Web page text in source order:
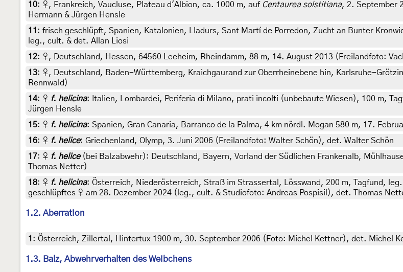
10: ♀, Frankreich, Vaucluse, Plateau d'Albion, ca. 1000 m, auf Centaurea solstitiana, 2. September
Hermann & Jürgen Hensle
11 : frisch geschlüpft, Spanien, Katalonien, Lladurs, Sant Martí de Porredon, Zucht an Bunter
leg., cult. & det. Allan Liosi
12: ♀, Deutschland, Hessen, 64560 Leeheim, Rheindamm, 88 m, 14. August 2013 (Freilandfoto:
13: ♀, Deutschland, Baden-Württemberg, Kraichgaurand zur Oberrheinebene hin, Karlsruhe-
Rennwald)
14: ♀ f. helicina: Italien, Lombardei, Periferia di Milano, prati incolti (unbebaute Wiesen), 100 m,
Jürgen Hensle
15: ♀ f. helicina: Spanien, Gran Canaria, Barranco de la Palma, 4 km nördl. Mogan 580 m, 17.
16: ♀ f. helice: Griechenland, Olymp, 3. Juni 2006 (Freilandfoto: Walter Schön), det. Walter Schön
17: ♀ f. helice(bei Balzabwehr): Deutschland, Bayern, Vorland der Südlichen Frankenalb,
Thomas Netter)
18: ♀ f. helicina: Österreich, Niederösterreich, Straß im Strassertal, Lösswand, 200 m, Tagfund,
geschlüpftes ♀ am 28. Dezember 2024 (leg., cult. & Studiofoto: Andreas Pospisil), det. Thomas
1.2. Aberration
1 : Österreich, Zillertal, Hintertux 1900 m, 30. September 2006 (Foto: Michel Kettner), det. Michel
1.3. Balz, Abwehrverhalten des Weibchens